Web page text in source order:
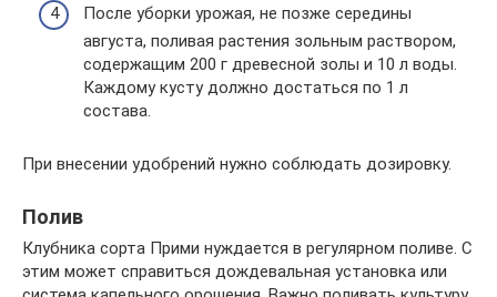
После уборки урожая, не позже середины
августа, поливая растения зольным раствором,
содержащим 200 г древесной золы и 10 л воды.
Каждому кусту должно достаться по 1 л
состава.
При внесении удобрений нужно соблюдать дозировку.
Полив
Клубника сорта Прими нуждается в регулярном поливе. С
этим может справиться дождевальная установка или